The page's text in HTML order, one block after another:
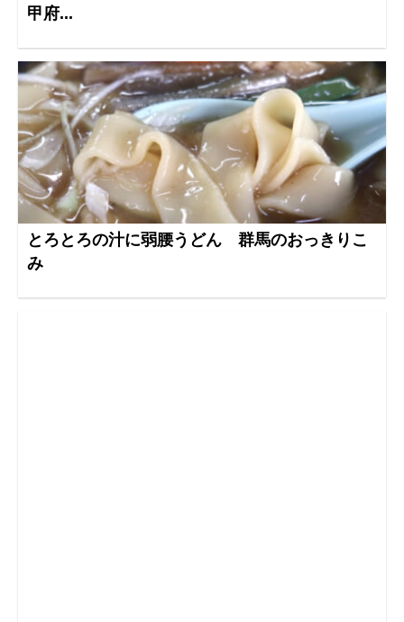
甲府...
とろとろの汁に弱腰うどん 群馬のおっきりこ
み